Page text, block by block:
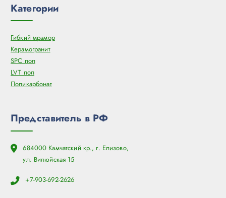
Категории
Гибкий мрамор
Керамогранит
SPC пол
LVT пол
Поликарбонат
Представитель в РФ
684000 Камчатский кр., г. Елизово,
ул. Вилюйская 15
+7-903-692-2626